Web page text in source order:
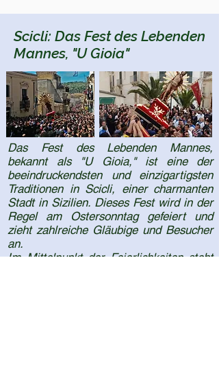
Scicli: Das Fest des Lebenden
Mannes, "U Gioia"
Das Fest des Lebenden Mannes,
bekannt als "U Gioia," ist eine der
beeindruckendsten und einzigartigsten
Traditionen in Scicli, einer charmanten
Stadt in Sizilien. Dieses Fest wird in der
Regel am Ostersonntag gefeiert und
zieht zahlreiche Gläubige und Besucher
an.
Im Mittelpunkt der Feierlichkeiten steht